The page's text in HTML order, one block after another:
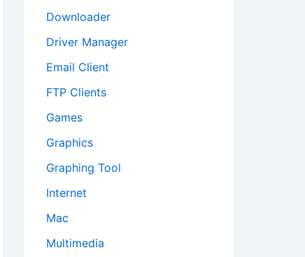
Downloader
Driver Manager
Email Client
FTP Clients
Games
Graphics
Graphing Tool
Internet
Mac
Multimedia